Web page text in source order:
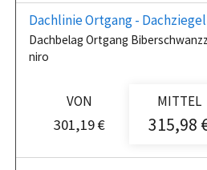
Dachlinie Ortgang - Dachziegel
Dachbelag Ortgang
niro
VON
301,19 €
MITTEL
315,98